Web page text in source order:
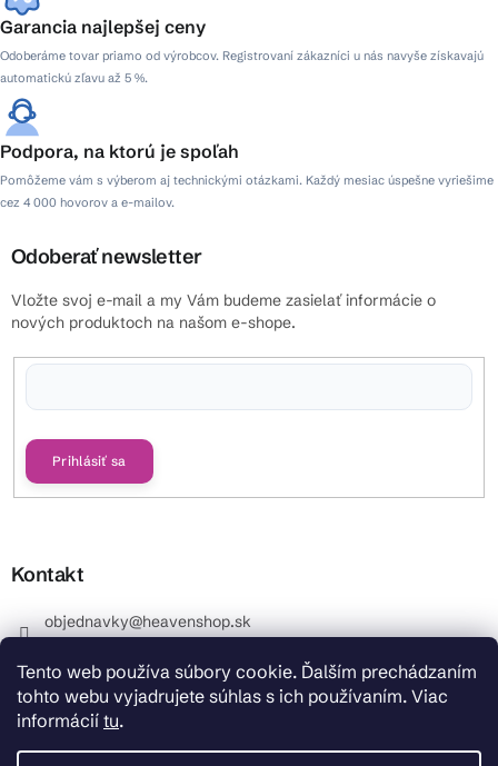
Tento web používa súbory cookie. Ďalším prechádzaním
tohto webu vyjadrujete súhlas s ich používaním. Viac
informácií tu.
Garancia najlepšej ceny
Odoberáme tovar priamo od výrobcov. Registrovaní zákazníci u nás navyše získavajú
automatickú zľavu až 5 %.
Podpora, na ktorú je spoľah
Pomôžeme vám s výberom aj technickými otázkami. Každý mesiac úspešne vyriešime
cez 4 000 hovorov a e-mailov.
Odoberať newsletter
Vložte svoj e-mail a my Vám budeme zasielať informácie o
nových produktoch na našom e-shope.
Prihlásiť sa
Kontakt
objednavky@heavenshop.sk
_Info objednávky : +421 914 399 399 Pracovné dni od
8.00 hod. do 12.00 . REKLAMÁCIE : +421 914 399 399
HeavenShop.sk
HeavenShop.sk